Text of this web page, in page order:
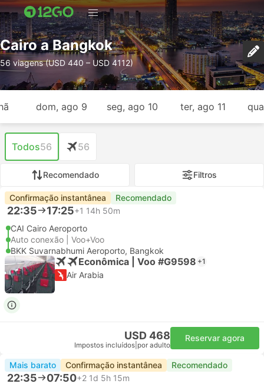
Cairo a Bangkok
56 viagens (USD 440 – USD 4112)
dom, ago 9 seg, ago 10 ter, ago 11
Todos56 56
Recomendado Filtros
Confirmação instantânea Recomendado
22:35 17:25+1 14h 50m
CAI Cairo Aeroporto
Auto conexão | Voo+Voo
BKK Suvarnabhumi Aeroporto, Bangkok
Econômica | Voo #G9598 +1
Air Arabia
USD 468
Impostos incluídos por adulto
Reservar agora
Mais barato Confirmação instantânea Recomendado
22:35 07:50+2 1d 5h 15m